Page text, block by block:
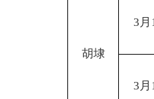
胡埭
3 月
3 月